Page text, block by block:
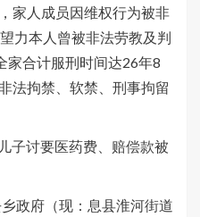
家人成员因维权行为被非
力本人曾被非法劳教及判
家合计服刑时间达26年8
法拘禁、软禁、刑事拘留
子讨要医药费、赔偿款被
政府（现：息县淮河街道